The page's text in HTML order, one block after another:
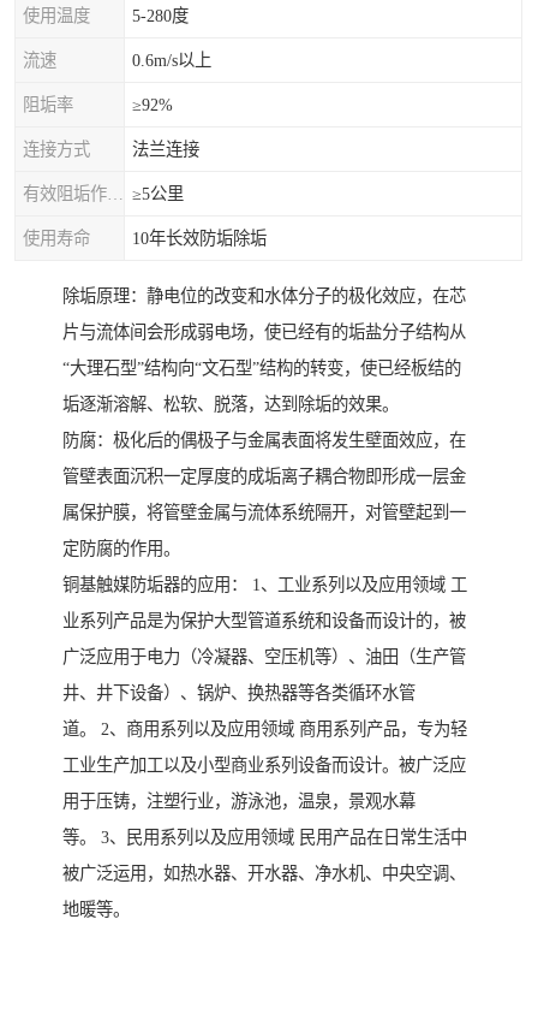
使用温度 5-280度
流速 0.6m/s以上
阻垢率 ≥92%
连接方式 法兰连接
≥5公里
使用寿命 10年长效防垢除垢
除垢原理：静电位的改变和水体分子的极化效应，在芯
片与流体间会形成弱电场，使已经有的垢盐分子结构从
“大理石型”结构向“文石型”结构的转变，使已经板结的
垢逐渐溶解、松软、脱落，达到除垢的效果。
防腐：极化后的偶极子与金属表面将发生壁面效应，在
管壁表面沉积一定厚度的成垢离子耦合物即形成一层金
属保护膜，将管壁金属与流体系统隔开，对管壁起到一
定防腐的作用。
铜基触媒防垢器的应用： 1、工业系列以及应用领域 工
业系列产品是为保护大型管道系统和设备而设计的，被
广泛应用于电力（冷凝器、空压机等）、油田（生产管
井、井下设备）、锅炉、换热器等各类循环水管
道。 2、商用系列以及应用领域 商用系列产品，专为轻
工业生产加工以及小型商业系列设备而设计。被广泛应
用于压铸，注塑行业，游泳池，温泉，景观水幕
等。 3、民用系列以及应用领域 民用产品在日常生活中
被广泛运用，如热水器、开水器、净水机、中央空调、
地暖等。